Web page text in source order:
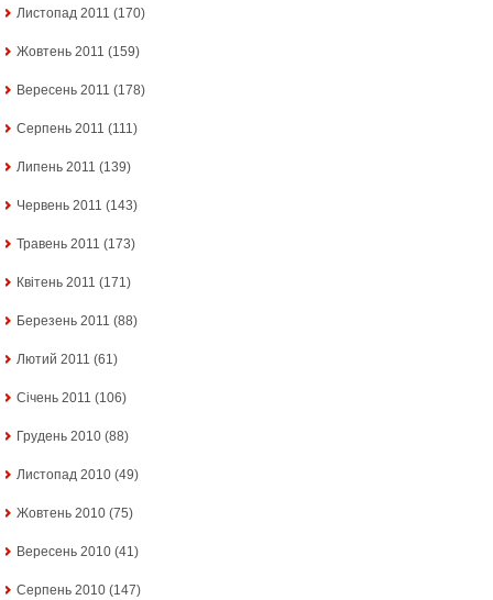
Листопад 2011 (170)
Жовтень 2011 (159)
Вересень 2011 (178)
Серпень 2011 (111)
Липень 2011 (139)
Червень 2011 (143)
Травень 2011 (173)
Квітень 2011 (171)
Березень 2011 (88)
Лютий 2011 (61)
Січень 2011 (106)
Грудень 2010 (88)
Листопад 2010 (49)
Жовтень 2010 (75)
Вересень 2010 (41)
Серпень 2010 (147)